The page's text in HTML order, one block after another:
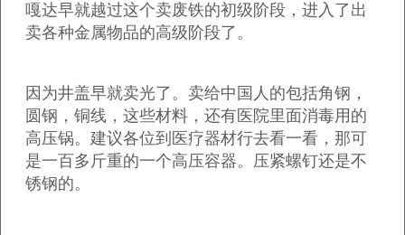
嘎达早就越过这个卖废铁的初级阶段，进入了出
卖各种金属物品的高级阶段了。
因为井盖早就卖光了。卖给中国人的包括角钢，
圆钢，铜线，这些材料，还有医院里面消毒用的
高压锅。建议各位到医疗器材行去看一看，那可
是一百多斤重的一个高压容器。压紧螺钉还是不
锈钢的。